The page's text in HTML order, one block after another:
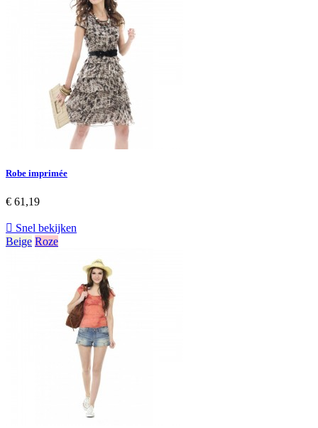
Robe imprimée
€ 61,19
 Snel bekijken
Beige Roze